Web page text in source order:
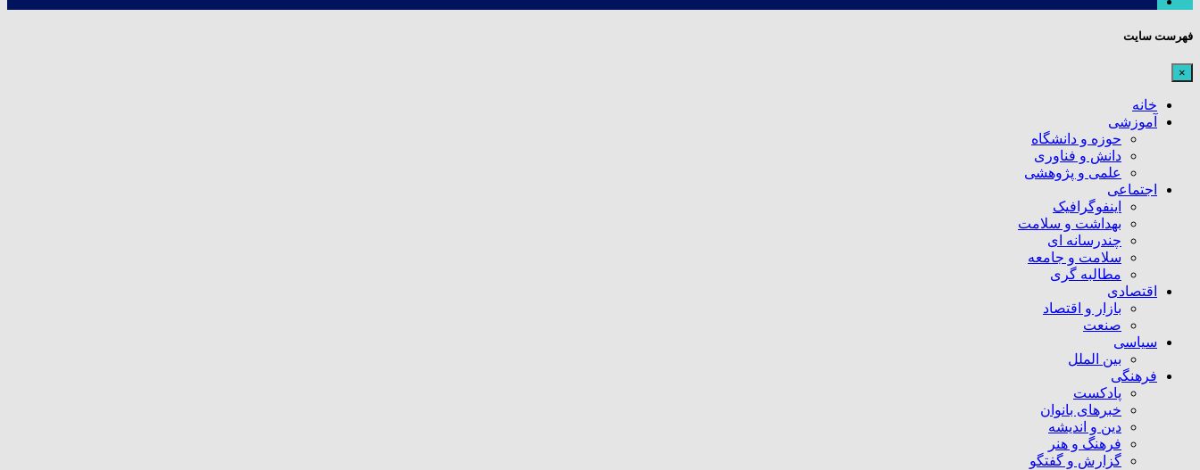
فهرست سایت
×
خانه
آموزشی
حوزه و دانشگاه
دانش و فناوری
علمی و پژوهشی
اجتماعی
اینفوگرافیک
بهداشت و سلامت
چندرسانه ای
سلامت و جامعه
مطالبه گری
اقتصادی
بازار و اقتصاد
صنعت
سیاسی
بین الملل
فرهنگی
پادکست
خبرهای بانوان
دین و اندیشه
فرهنگ و هنر
گزارش و گفتگو